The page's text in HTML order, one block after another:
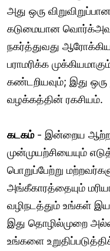
அது ஒரு
கடுமையான
நகர்த்துவது
பராமரிக்க
கண்டறியவும்; இது ஒரு
வழக்கத்தின் ரகசியம்.
கடகம்- இன்றைய
முன்முயற்சியையும்
பொறுப்பேற்று
அங்கீகாரத்தையும்
வழிநடத்தும் உங்கள்
இது தொழில்முறை
உங்களை